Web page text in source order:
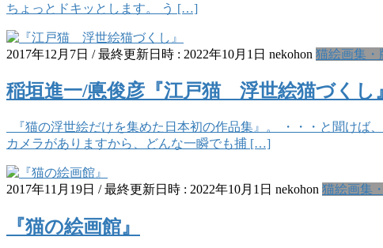
ちょっとドキッとします。 う […]
2017年12月7日 / 最終更新日時 : 2022年10月1日 nekohon 猫絵画集・
稲垣進一/悳俊彦『江戸猫 浮世絵猫づくし』
『猫の浮世絵だけを集めた日本初の作品集』。 ・・・と聞けば
カメラがありますから、どんな一瞬でも捕 […]
2017年11月19日 / 最終更新日時 : 2022年10月1日 nekohon 猫絵画集
『猫の絵画館』